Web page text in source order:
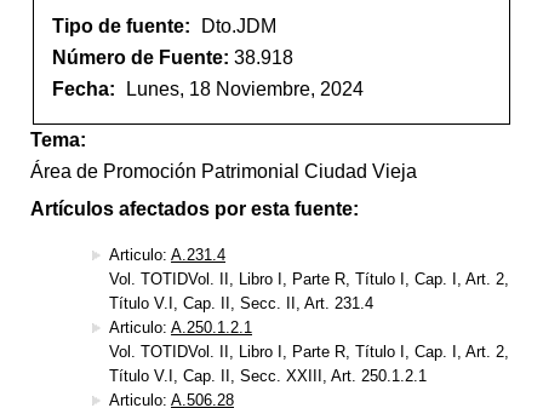
Tipo de fuente:
Dto.JDM
Número de Fuente: 38.918
Fecha:
Lunes, 18 Noviembre, 2024
Tema:
Área de Promoción Patrimonial Ciudad Vieja
Artículos afectados por esta fuente:
Articulo: A.231.4
Vol. TOTIDVol. II, Libro I, Parte R, Título I, Cap. I, Art. 2,
Título V.I, Cap. II, Secc. II, Art. 231.4
Articulo: A.250.1.2.1
Vol. TOTIDVol. II, Libro I, Parte R, Título I, Cap. I, Art. 2,
Título V.I, Cap. II, Secc. XXIII, Art. 250.1.2.1
Articulo: A.506.28